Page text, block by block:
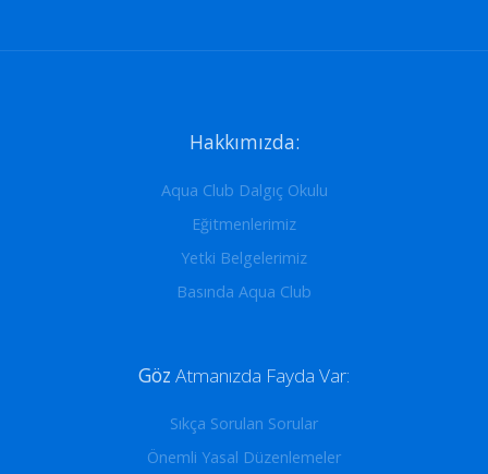
Hakkımızda:
Aqua Club Dalgıç Okulu
Eğitmenlerimiz
Yetki Belgelerimiz
Basında Aqua Club
Göz Atmanızda Fayda Var:
Sıkça Sorulan Sorular
Önemli Yasal Düzenlemeler